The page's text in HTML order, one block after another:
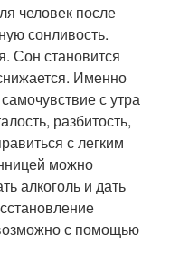
человек после
сонливость.
Сон становится
Именно
с утра
разбитость,
с легким
можно
алкоголь и дать
с помощью